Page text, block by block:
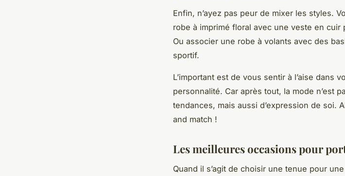
Enfin, n’ayez pas peur de mixer les styles.
robe à imprimé floral avec une veste en
Ou associer une robe à volants avec des
sportif.
L’important est de vous sentir à l’aise dans
personnalité. Car après tout, la mode n’est
tendances, mais aussi d’expression de soi.
and match !
Les meilleures occasions pour
Quand il s’agit de choisir une tenue pour